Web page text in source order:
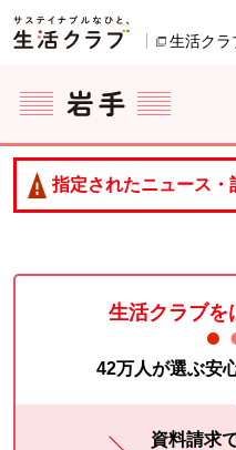
ページの先頭です。
生活クラ
ここからサイト内共通メニ
サイト内共通メニューをス
サイト内共通メニューここま
指定されたニュース・
生活クラブを
42万人が選ぶ安
資料請求